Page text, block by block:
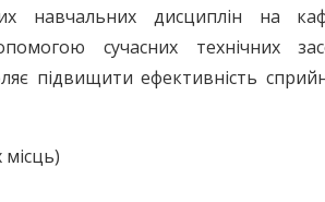
навчальних дисциплін на
сучасних технічних
підвищити ефективність
місць)